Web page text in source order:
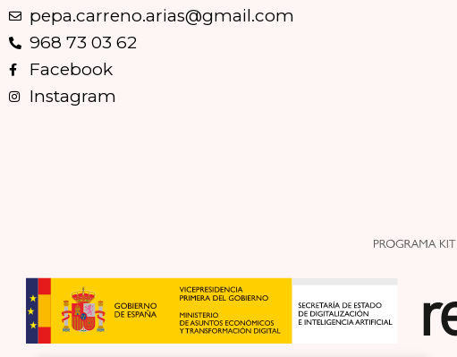
pepa.carreno.arias@gmail.com
968 73 03 62
Facebook
Instagram